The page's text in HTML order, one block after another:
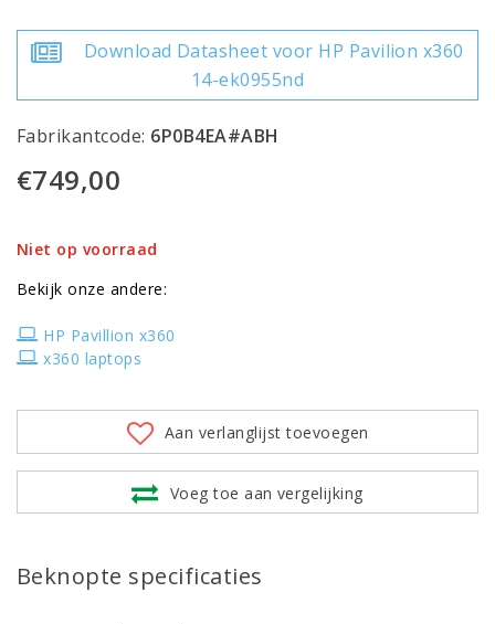
Download Datasheet voor HP Pavilion x360
14-ek0955nd
Fabrikantcode: 6P0B4EA#ABH
€749,00
Niet op voorraad
Bekijk onze andere:
HP Pavillion x360
x360 laptops
Aan verlanglijst toevoegen
Voeg toe aan vergelijking
Beknopte specificaties